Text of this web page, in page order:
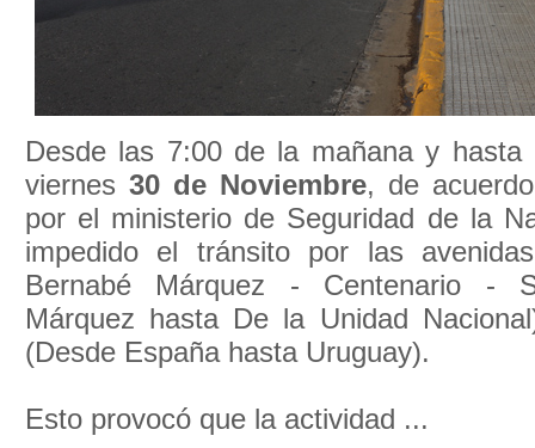
Desde las 7:00 de la mañana y
viernes 30 de Noviembre, de
por el ministerio de Seguridad de la
impedido el tránsito por las
Bernabé Márquez - Centenario -
Márquez hasta De la Unidad
(Desde España hasta Uruguay).
Esto provocó que la actividad ...